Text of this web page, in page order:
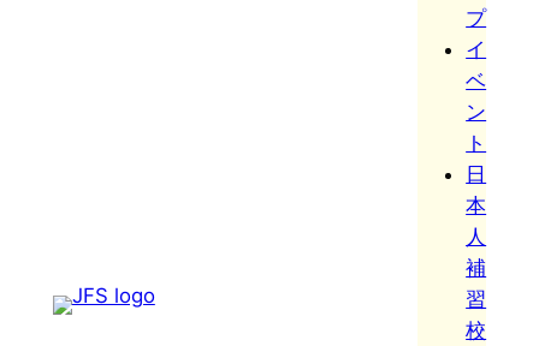
プ
イ
ベ
ン
ト
日
本
人
補
習
校